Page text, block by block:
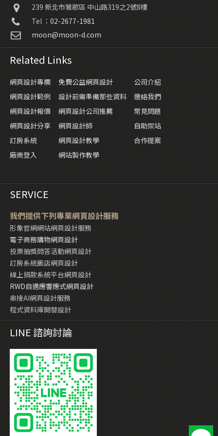
239 新北市鶯歌區 中山路319之2號8樓
Tel ： 02-2677-1981
moon@moon-d.com
Related Links
網頁設計專欄 免費公益網頁設計
公司介紹
網頁設計範例
設計前需準備那些資料
連絡我們
網頁設計報價
網頁設計公司推薦
常見問題
網頁設計分享
網頁設計師
自助架站
訂房系統
網頁設計教學
合作提案
廠商登入
網站製作教學
SERVICE
我們提供下列專業網頁設計服務
形象官網網站網頁設計服務
電子商務購物網頁設計
投票抽獎問答活動網頁設計
訂房系統飯店網頁設計
線上捐款系統平台網頁設計
RWD自適應響應式網頁設計
串接AI網頁設計服務
程式資料庫開發設計
LINE 諮詢討論